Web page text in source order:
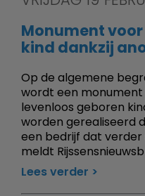
Monument
kind dankzij
Op de algemene
wordt een
levenloos geboren
worden gerealiseerd
een bedrijf dat verder
meldt
Lees verder